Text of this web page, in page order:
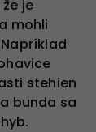
je
mohli
stehien
bunda sa